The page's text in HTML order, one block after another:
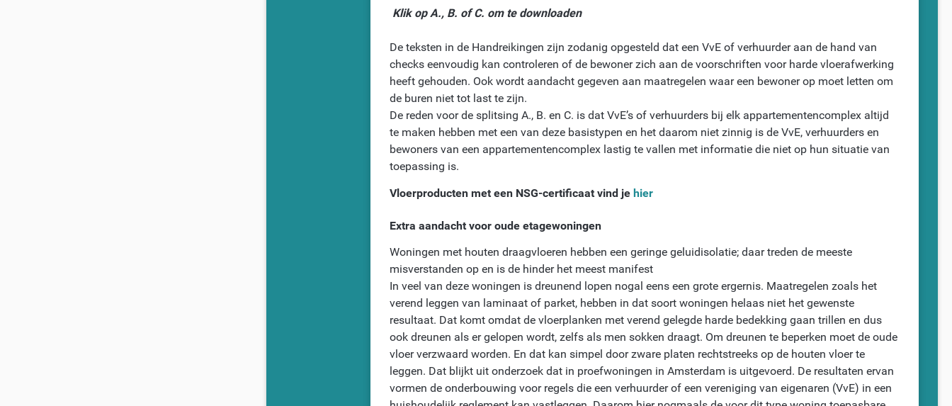
Klik op A., B. of C. om te downloaden
De teksten in de Handreikingen zijn zodanig opgesteld dat een VvE of verhuurder aan de hand van
checks eenvoudig kan controleren of de bewoner zich aan de voorschriften voor harde vloerafwerking
heeft gehouden. Ook wordt aandacht gegeven aan maatregelen waar een bewoner op moet letten om
de buren niet tot last te zijn.
De reden voor de splitsing A., B. en C. is dat VvE’s of verhuurders bij elk appartementencomplex altijd
te maken hebben met een van deze basistypen en het daarom niet zinnig is de VvE, verhuurders en
bewoners van een appartementencomplex lastig te vallen met informatie die niet op hun situatie van
toepassing is.
Vloerproducten met een NSG-certificaat vind je hier
Extra aandacht voor oude etagewoningen
Woningen met houten draagvloeren hebben een geringe geluidisolatie; daar treden de meeste
misverstanden op en is de hinder het meest manifest
In veel van deze woningen is dreunend lopen nogal eens een grote ergernis. Maatregelen zoals het
verend leggen van laminaat of parket, hebben in dat soort woningen helaas niet het gewenste
resultaat. Dat komt omdat de vloerplanken met verend gelegde harde bedekking gaan trillen en dus
ook dreunen als er gelopen wordt, zelfs als men sokken draagt. Om dreunen te beperken moet de oude
vloer verzwaard worden. En dat kan simpel door zware platen rechtstreeks op de houten vloer te
leggen. Dat blijkt uit onderzoek dat in proefwoningen in Amsterdam is uitgevoerd. De resultaten ervan
vormen de onderbouwing voor regels die een verhuurder of een vereniging van eigenaren (VvE) in een